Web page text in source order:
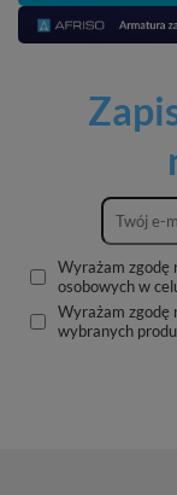
Wyrażam zgodę
osobowych w
Wyrażam zgodę
wybranych